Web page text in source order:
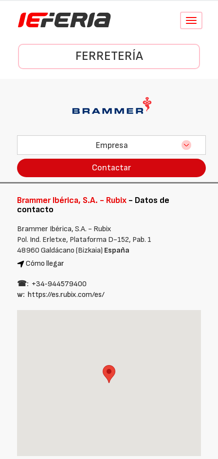
Conmutar
FERRETERÍA
Empresa
Contactar
Brammer Ibérica, S.A. - Rubix - Datos de
contacto
Brammer Ibérica, S.A. - Rubix
Pol. Ind. Erletxe, Plataforma D-152, Pab. 1
48960 Galdácano (Bizkaia) España
Cómo llegar
☎: +34‑944579400
w: https://es.rubix.com/es/